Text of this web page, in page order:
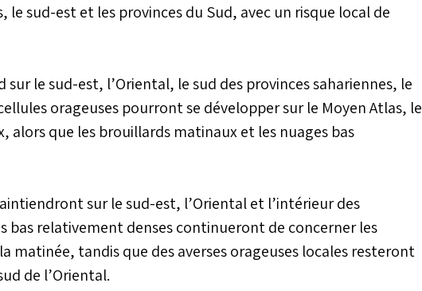
sud-est et les provinces du Sud, avec un risque local de
le sud-est, l’Oriental, le sud des provinces sahariennes, le
orageuses pourront se développer sur le Moyen Atlas, le
alors que les brouillards matinaux et les nuages bas
sur le sud-est, l’Oriental et l’intérieur des
bas relativement denses continueront de concerner les
matinée, tandis que des averses orageuses locales resteront
de l’Oriental.